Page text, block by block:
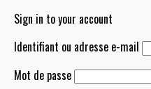
Sign in to your account
Identifiant ou adresse e-mail
Mot de passe